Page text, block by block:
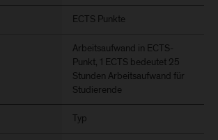
ECTS Punkte
Arbeitsaufwand in ECTS-
Punkt, 1 ECTS bedeutet 25
Stunden Arbeitsaufwand für
Studierende
Typ